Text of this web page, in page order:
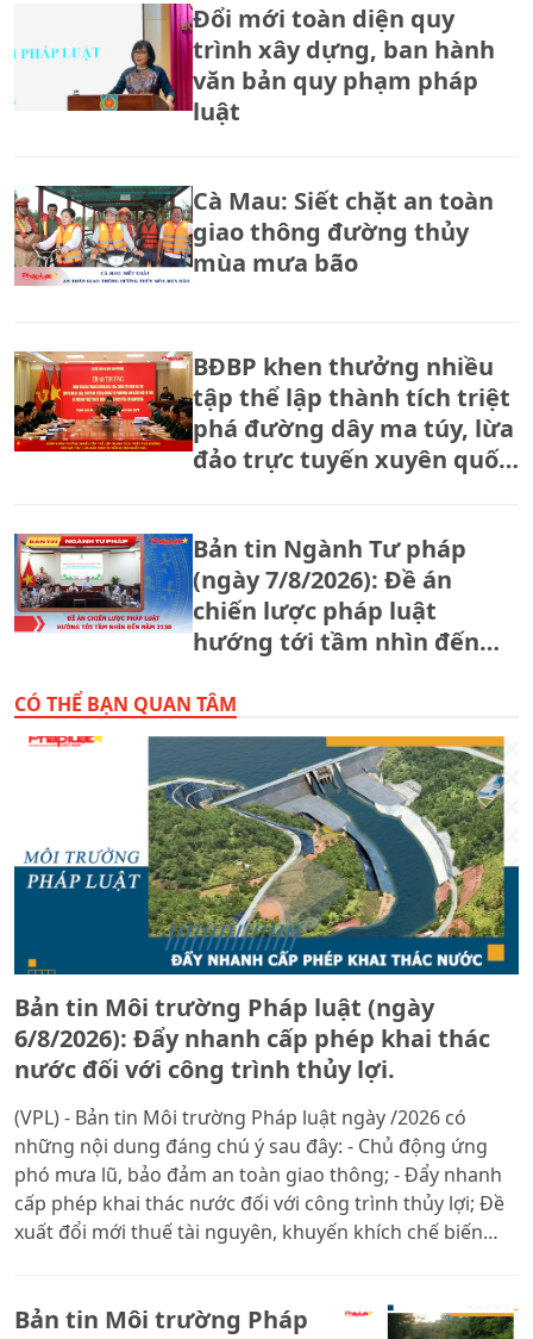
Đổi mới toàn diện quy
trình xây dựng, ban hành
văn bản quy phạm pháp
luật
Cà Mau: Siết chặt an toàn
giao thông đường thủy
mùa mưa bão
BĐBP khen thưởng nhiều
tập thể lập thành tích triệt
phá đường dây ma túy, lừa
đảo trực tuyến xuyên quốc
Bản tin Ngành Tư pháp
(ngày 7/8/2026): Đề án
chiến lược pháp luật
hướng tới tầm nhìn đến
CÓ THỂ BẠN QUAN TÂM
Bản tin Môi trường Pháp luật (ngày
6/8/2026): Đẩy nhanh cấp phép khai thác
nước đối với công trình thủy lợi.
(VPL) - Bản tin Môi trường Pháp luật ngày /2026 có
những nội dung đáng chú ý sau đây: - Chủ động ứng
phó mưa lũ, bảo đảm an toàn giao thông; - Đẩy nhanh
cấp phép khai thác nước đối với công trình thủy lợi; Đề
xuất đổi mới thuế tài nguyên, khuyến khích chế biến
Bản tin Môi trường Pháp